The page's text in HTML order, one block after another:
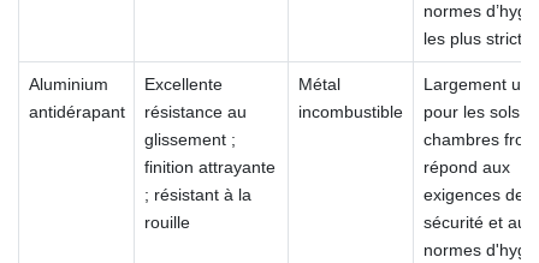
normes
les plus
Aluminium
antidérapant
Excellente
résistance au
glissement ;
finition attrayante
; résistant à la
rouille
Métal
incombustible
Largement
pour les sols
chambres
répond aux
exigences de
sécurité et aux
normes